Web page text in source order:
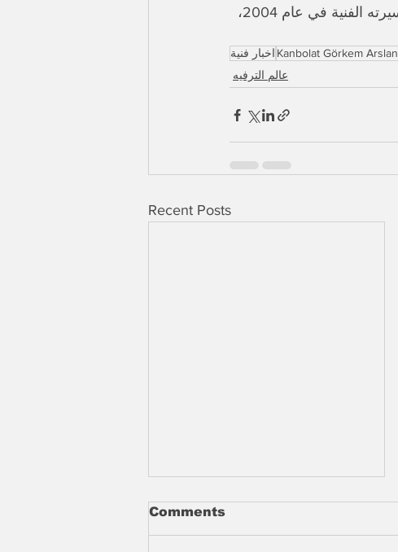
​كان أرسلان خريج المعهد العالي للفنون المسرحية بجامعة هاتيتش، وبدأ مسيرته الفنية في عام 2004،
اخبار فنية Kanbolat Görkem Arslan
عالم الترفيه
Recent Posts
Comments